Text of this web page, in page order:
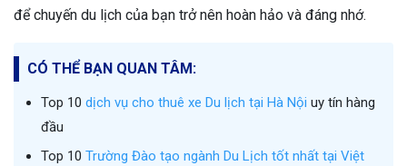
để chuyến du lịch của bạn trở nên hoàn hảo và đáng nhớ.
CÓ THỂ BẠN QUAN TÂM:
Top 10 dịch vụ cho thuê xe Du lịch tại Hà Nội uy tín hàng
đầu
Top 10 Trường Đào tạo ngành Du Lịch tốt nhất tại Việt